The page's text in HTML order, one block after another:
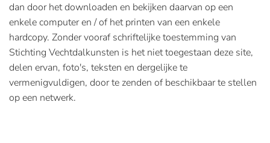
dan door het downloaden en bekijken daarvan op een
enkele computer en / of het printen van een enkele
hardcopy. Zonder vooraf schriftelijke toestemming van
Stichting Vechtdalkunsten is het niet toegestaan deze site,
delen ervan, foto's, teksten en dergelijke te
vermenigvuldigen, door te zenden of beschikbaar te stellen
op een netwerk.